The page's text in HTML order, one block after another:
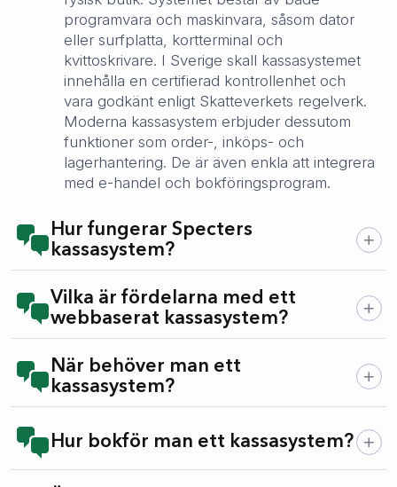
programvara och maskinvara, såsom dator
eller surfplatta, kortterminal och
kvittoskrivare. I Sverige skall kassasystemet
innehålla en certifierad kontrollenhet och
vara godkänt enligt Skatteverkets regelverk.
Moderna kassasystem erbjuder dessutom
funktioner som order-, inköps- och
lagerhantering. De är även enkla att integrera
med e-handel och bokföringsprogram.
Hur fungerar Specters
kassasystem?
Vilka är fördelarna med ett
webbaserat kassasystem?
När behöver man ett
kassasystem?
Hur bokför man ett kassasystem?